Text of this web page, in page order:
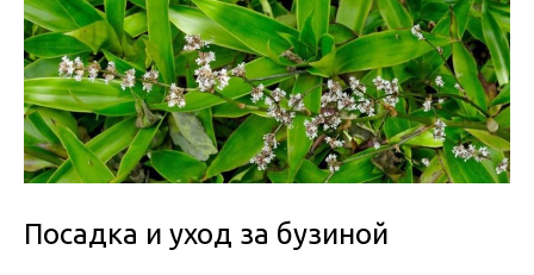
Посадка и уход за бузиной